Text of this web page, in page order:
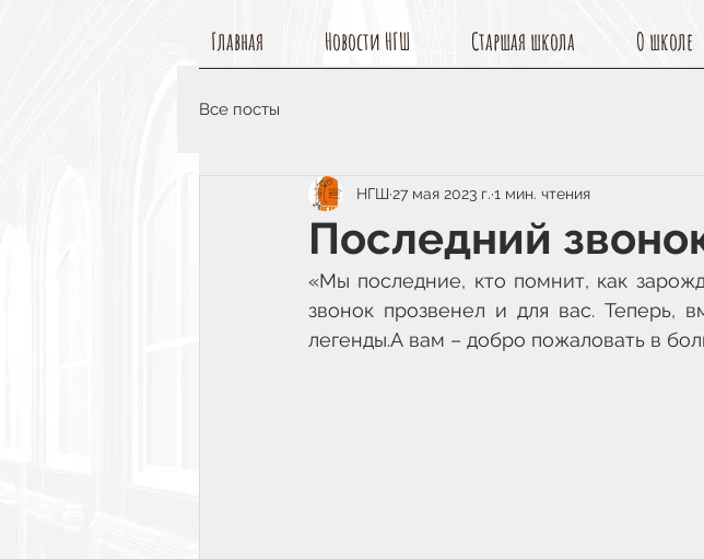
Главная Новости НГШ Старшая школа О школе
Все посты
Последний
НГШ 27 мая 2023 г. 1 мин. чтения
«Мы последние, кто помнит, как
звонок прозвенел и для вас. Теперь,
легенды.А вам – добро пожаловать в